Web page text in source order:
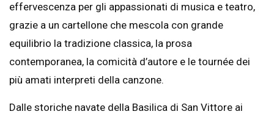
effervescenza per gli appassionati di musica e teatro,
grazie a un cartellone che mescola con grande
equilibrio la tradizione classica, la prosa
contemporanea, la comicità d’autore e le tournée dei
più amati interpreti della canzone.
Dalle storiche navate della Basilica di San Vittore ai